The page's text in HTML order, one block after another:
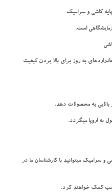
است.
به روز برای بالا بردن کیفیت
بالایی به محصولات دهد.
اروپا میگردد.
و سرامیک میتوانید با کارشناسان ما در
کمک خواهند کرد.